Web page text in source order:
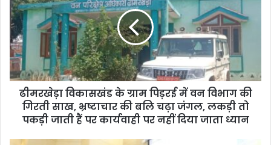
E
m
a
i
l
a
d
s
ढीमरखेड़ा विकासखंड के ग्राम पिड़रई में वन विभाग की
गिरती साख, भ्रष्टाचार की बलि चढ़ा जंगल, लकड़ी तो
पकड़ी जाती हैं पर कार्यवाही पर नहीं दिया जाता ध्यान